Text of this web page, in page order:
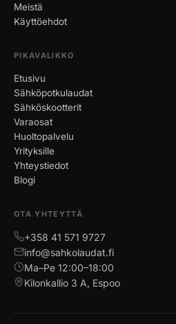
Meistä
Käyttöehdot
PIKAVALIKKO
Etusivu
Sähköpotkulaudat
Sähköskootterit
Varaosat
Huoltopalvelu
Yrityksille
Yhteystiedot
Blogi
OTA YHTEYTTÄ
+358 41 571 9727
info@sahkolaudat.fi
Ma–Pe 12:00–18:00
Kilonkallio 3 A, Espoo